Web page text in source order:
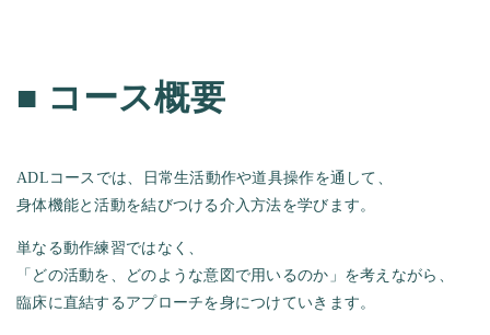
■ コース概要
ADLコースでは、日常生活動作や道具操作を通して、
身体機能と活動を結びつける介入方法を学びます。
単なる動作練習ではなく、
「どの活動を、どのような意図で用いるのか」を考えながら、
臨床に直結するアプローチを身につけていきます。